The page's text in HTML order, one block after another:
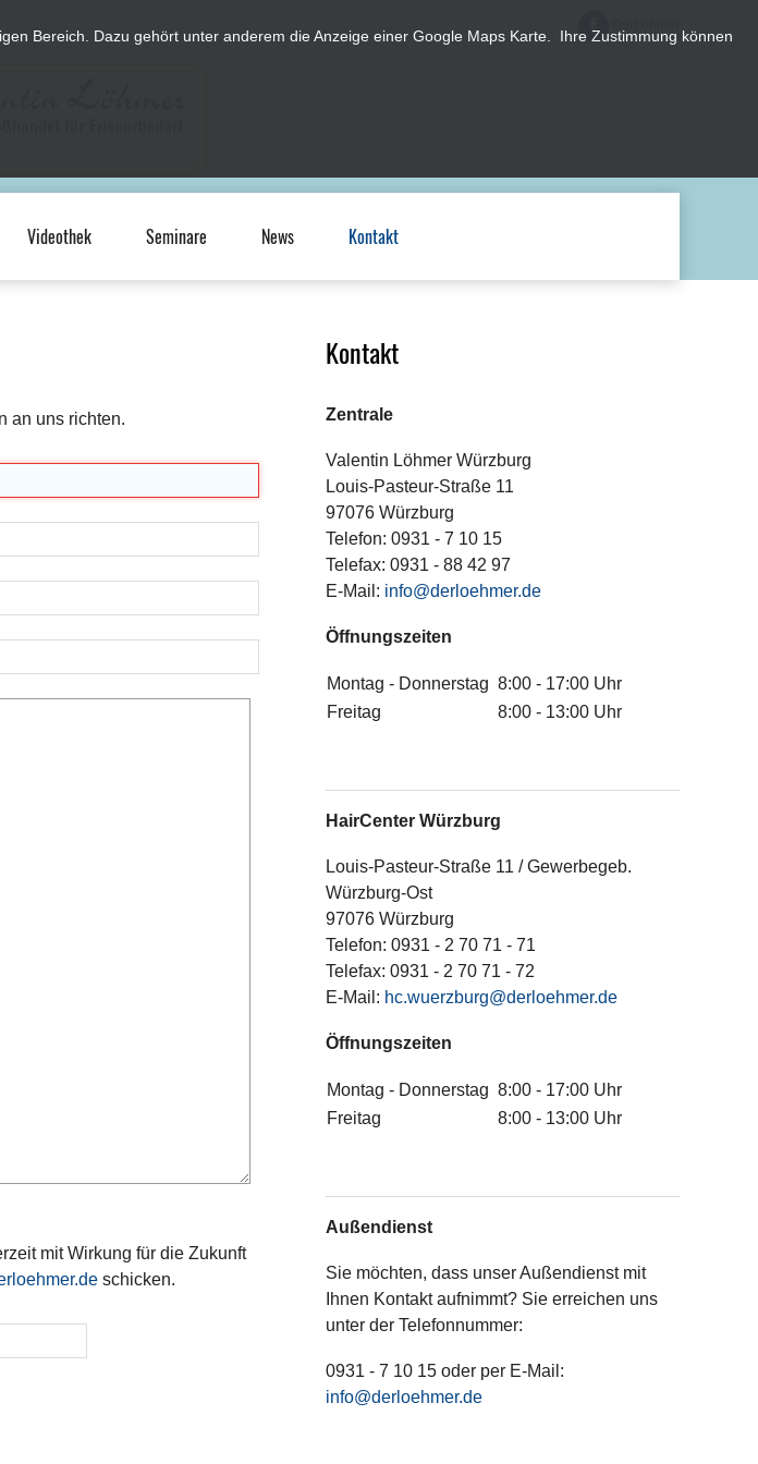
Bereich. Dazu gehört unter anderem die Anzeige einer Google Maps Karte. Ihre Zustimmung können
Videothek Seminare News Kontakt
an uns richten.
mit Wirkung für die Zukunft
schicken.
Kontakt
Zentrale
Valentin Löhmer Würzburg
Louis-Pasteur-Straße 11
97076 Würzburg
Telefon: 0931 - 7 10 15
Telefax: 0931 - 88 42 97
E-Mail: info@derloehmer.de
Öffnungszeiten
Montag - Donnerstag 8:00 - 17:00 Uhr
Freitag
8:00 - 13:00 Uhr
HairCenter Würzburg
Louis-Pasteur-Straße 11 / Gewerbegeb.
Würzburg-Ost
97076 Würzburg
Telefon: 0931 - 2 70 71 - 71
Telefax: 0931 - 2 70 71 - 72
E-Mail: hc.wuerzburg@derloehmer.de
Öffnungszeiten
Montag - Donnerstag 8:00 - 17:00 Uhr
Freitag
8:00 - 13:00 Uhr
Außendienst
Sie möchten, dass unser Außendienst mit
Ihnen Kontakt aufnimmt? Sie erreichen uns
unter der Telefonnummer:
0931 - 7 10 15 oder per E-Mail:
info@derloehmer.de